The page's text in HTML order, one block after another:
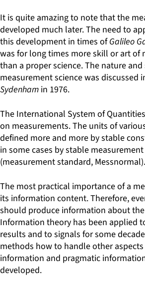
It is quite amazing to note that the
developed much later. The need to
this development in times ofGalileo
was for long times more skill or art of
than a proper science. The nature
measurement science was discussed
Sydenham in 1976.
The International System of Quantities
on measurements. The units of
defined more and more by stable
in some cases by stable
(measurement standard, Messnormal).
The most practical importance of a
its information content. Therefore,
should produce information about
Information theory has been applied
results and to signals for some
methods how to handle other
information and pragmatic
developed.